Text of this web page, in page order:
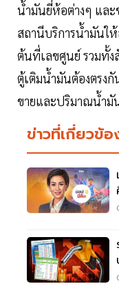
น้ำมันยี่ห้อต่างๆ แล
สถานีบริการน้ำมันใ
ต้นที่เลขศูนย์ รวมทั้
ตู้เติมน้ำมันต้องตรงกั
ขายและปริมาณน้ำมั
ข่าวที่เกี่ยวข้อ